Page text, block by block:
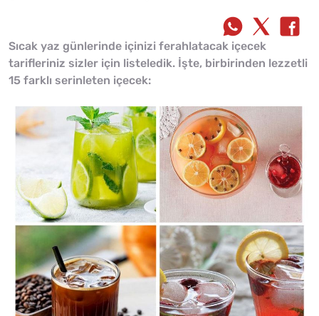
Sıcak yaz günlerinde içinizi ferahlatacak içecek
tarifleriniz sizler için listeledik. İşte, birbirinden lezzetli
15 farklı serinleten içecek: